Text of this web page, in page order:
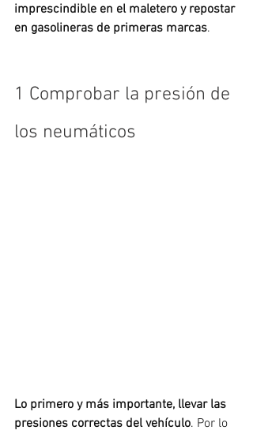
imprescindible en el maletero y repostar
en gasolineras de primeras marcas.
1 Comprobar la presión de
los neumáticos
Lo primero y más importante, llevar las
presiones correctas del vehículo. Por lo